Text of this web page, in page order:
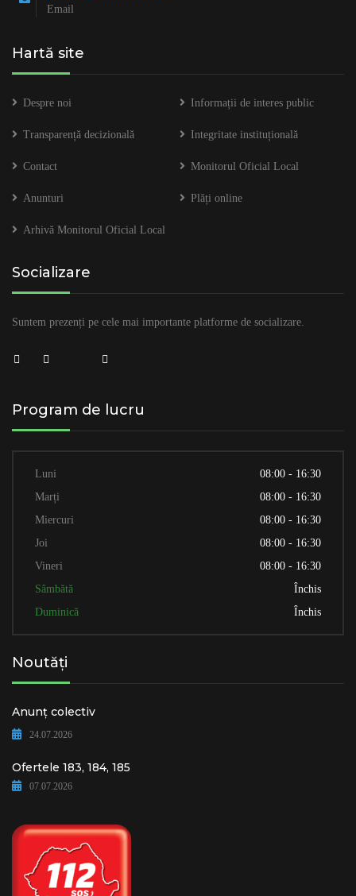
Email
Hartă site
Despre noi Informații de interes public
Transparență decizională Integritate instituțională
Contact Monitorul Oficial Local
Anunturi Plăți online
Arhivă Monitorul Oficial Local
Socializare
Suntem prezenți pe cele mai importante platforme de socializare.
Program de lucru
Luni
08:00 - 16:30
Marți
08:00 - 16:30
Miercuri
08:00 - 16:30
Joi
08:00 - 16:30
Vineri
08:00 - 16:30
Sâmbătă
Închis
Duminică
Închis
Noutăți
Anunț colectiv
24.07.2026
Ofertele 183, 184, 185
07.07.2026